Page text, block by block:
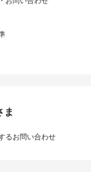
ま
るお問い合わせ